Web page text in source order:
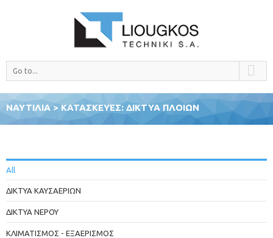
Go to...
ΝΑΥΤΙΛΙΑ > ΚΑΤΑΣΚΕΥΕΣ: ΔΙΚΤΥΑ ΠΛΟΙΩΝ
All
ΔΙΚΤΥΑ ΚΑΥΣΑΕΡΙΩΝ
ΔΙΚΤΥΑ ΝΕΡΟΥ
ΚΛΙΜΑΤΙΣΜΟΣ - ΕΞΑΕΡΙΣΜΟΣ